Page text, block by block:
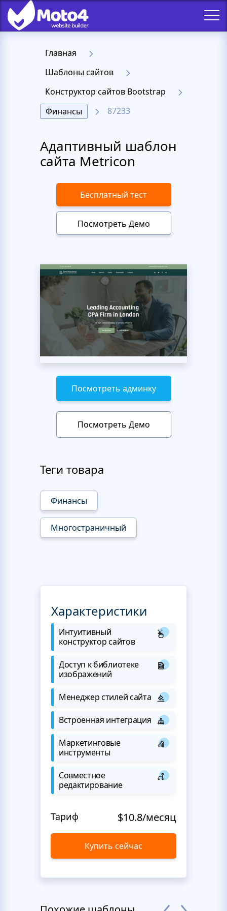
Главная
Шаблоны сайтов
Конструктор сайтов Bootstrap
Финансы
87233
Адаптивный шаблон
сайта Metricon
Бесплатный тест
Посмотреть Демо
Посмотреть админку
Посмотреть Демо
Теги товара
Финансы
Многостраничный
Характеристики
Интуитивный
конструктор сайтов
Доступ к библиотеке
изображений
Менеджер стилей сайта
Встроенная интеграция
Маркетинговые
инструменты
Совместное
редактирование
Тариф $10.8/месяц
Купить сейчас